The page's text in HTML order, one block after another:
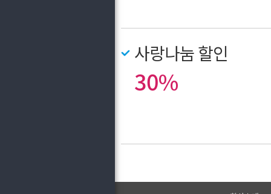
사랑나눔 할인
30%